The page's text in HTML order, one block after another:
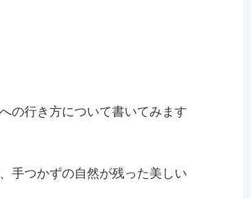
の行き方について書いてみます
手つかずの自然が残った美しい